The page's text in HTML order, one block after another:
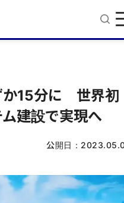
か15分に 世界初
建設で実現へ
公開日：